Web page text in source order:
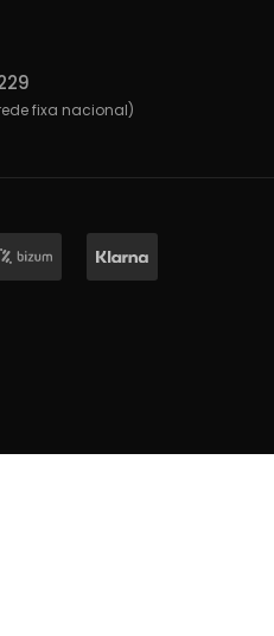
fixa nacional)